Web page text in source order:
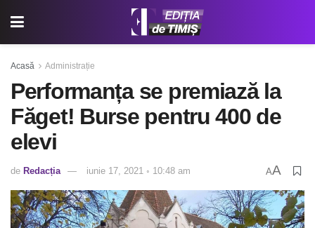
Acasă Administrație
Performanța se premiază la
Făget! Burse pentru 400 de
elevi
de Redacția iunie 17, 2021 ◦ 10:48 am AA